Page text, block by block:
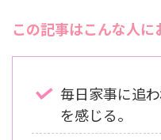
この記事はこんな人
毎日家事に追
を感じる。